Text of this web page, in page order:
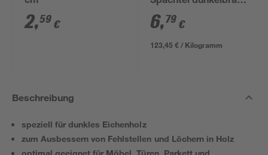
2,59 €
55 g
6,79 €
123,45 € / Kilogramm
Beschreibung
speziell für dunkles Eichenholz
zum Ausbessern von Fehlstellen und Löchern in Holz
optimal geeignet für Möbel, Türen, Parkett und